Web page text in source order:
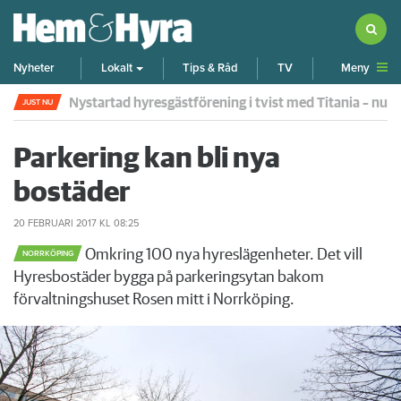
Nyheter Lokalt Tips & Råd TV Meny
JUST NU Larmade inte om spricka i duschen – vräks efter 30 år
Parkering kan bli nya
bostäder
20 FEBRUARI 2017 KL 08:25
NORRKÖPING
Omkring 100 nya hyreslägenheter. Det vill
Hyresbostäder bygga på parkeringsytan bakom
förvaltningshuset Rosen mitt i Norrköping.